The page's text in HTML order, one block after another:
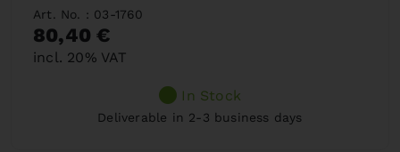
Art. No. : 03-1760
80,40 €
incl. 20% VAT
In Stock
Deliverable in 2-3 business days